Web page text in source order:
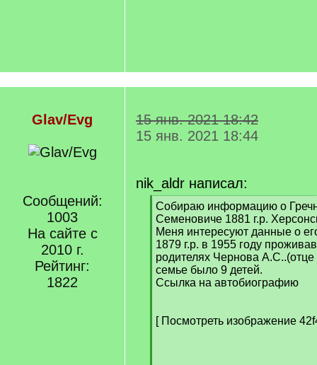
Glav/Evg
Сообщений:
1003
На сайте с
2010 г.
Рейтинг:
1822
15 янв. 2021 18:42
15 янв. 2021 18:44
nik_aldr написал:
[
q
]
Собираю информацию о
Семеновиче 1881 г.р.
Меня интересуют данные о
1879 г.р. в 1955 году
родителях Чернова
семье было 9 детей.
Ссылка на автобиографию
[ Посмотреть изображение